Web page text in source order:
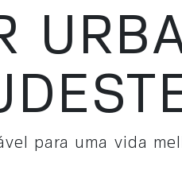
_
para uma vida